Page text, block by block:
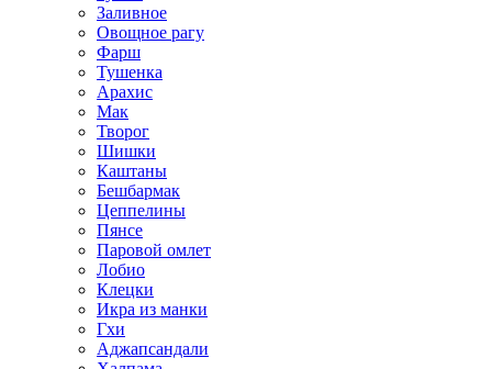
Заливное
Овощное рагу
Фарш
Тушенка
Арахис
Мак
Творог
Шишки
Каштаны
Бешбармак
Цеппелины
Пянсе
Паровой омлет
Лобио
Клецки
Икра из манки
Гхи
Аджапсандали